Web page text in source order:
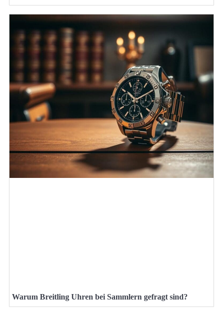
Warum Breitling Uhren bei Sammlern gefragt sind?